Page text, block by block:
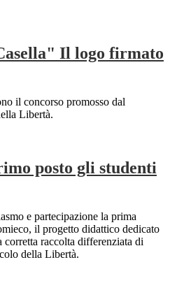
Il logo firmato
il concorso promosso dal
Libertà.
posto gli studenti
e partecipazione la prima
il progetto didattico dedicato
corretta raccolta differenziata di
della Libertà.